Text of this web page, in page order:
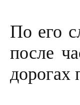
По его
после
дорогах